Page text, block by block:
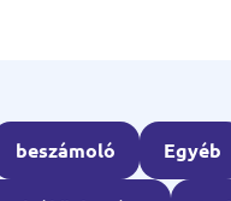
beszámoló Egyéb